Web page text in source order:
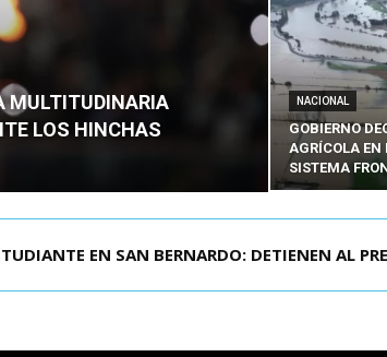
MULTITUDINARIA
LOS HINCHAS
NACIONAL
GOBIERNO
AGRÍCOLA
SISTEMA
MONUMENTAL: LA MULTITUDINARIA
EN SAN BERNARDO: DETIENEN AL